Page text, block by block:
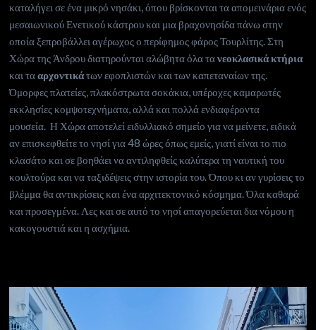
καταλήγει σε ένα μικρό νησάκι, όπου βρίσκονται τα απομεινάρια ενός
μεσαιωνικού Ενετικού κάστρου και μια βραχονησίδα πάνω στην
οποία ξεπροβάλλει αγέρωχος ο περίφημος φάρος Τουρλίτης. Στη
Χώρα της Άνδρου διατηρούνται αλώβητα όλα τανεοκλασικά κτήρια
και τααρχοντικάτων εφοπλιστών και των καπεταναίων της.
Όμορφες πλατείες, πλακόστρωτα σοκάκια, υπέροχες καμαρωτές
εκκλησίες κομψοτεχνήματα, αλλά και πολλά ενδιαφέροντα
μουσεία. Η Χώρα αποτελεί ειδυλλιακό σημείο για να μείνετε, ειδικά
αν επισκεφθείτε το νησί για 48 ώρες όπως εμείς, γιατί είναι το πιο
κλασάτο και σε βοηθάει να αντιληφθείς καλύτερα τη ναυτική του
κουλτούρα και να ταξιδέψεις στην ιστορία του. Όπου κι αν γυρίσεις το
βλέμμα θα αντικρίσεις και ένα αρχιτεκτονικό κόσμημα. Όλα καθαρά
και προσεγμένα. Λες και σε αυτό το νησί απαγορεύεται δια νόμου η
κακογουστιά και η ασχήμια.